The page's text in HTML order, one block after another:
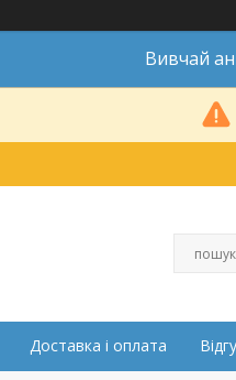
Вивчай
Доставка і оплата